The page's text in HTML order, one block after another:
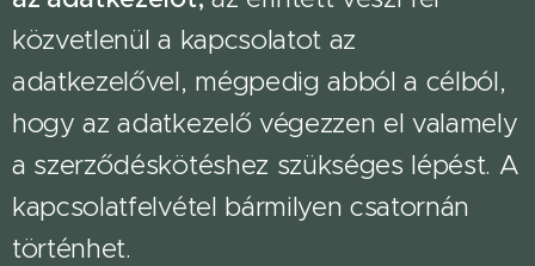
közvetlenül a kapcsolatot az
adatkezelővel, mégpedig abból a célból,
hogy az adatkezelő végezzen el valamely
a szerződéskötéshez szükséges lépést. A
kapcsolatfelvétel bármilyen csatornán
történhet.